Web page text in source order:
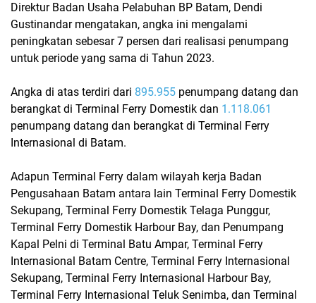
Direktur Badan Usaha Pelabuhan BP Batam, Dendi
Gustinandar mengatakan, angka ini mengalami
peningkatan sebesar 7 persen dari realisasi penumpang
untuk periode yang sama di Tahun 2023.
Angka di atas terdiri dari 895.955 penumpang datang dan
berangkat di Terminal Ferry Domestik dan 1.118.061
penumpang datang dan berangkat di Terminal Ferry
Internasional di Batam.
Adapun Terminal Ferry dalam wilayah kerja Badan
Pengusahaan Batam antara lain Terminal Ferry Domestik
Sekupang, Terminal Ferry Domestik Telaga Punggur,
Terminal Ferry Domestik Harbour Bay, dan Penumpang
Kapal Pelni di Terminal Batu Ampar, Terminal Ferry
Internasional Batam Centre, Terminal Ferry Internasional
Sekupang, Terminal Ferry Internasional Harbour Bay,
Terminal Ferry Internasional Teluk Senimba, dan Terminal